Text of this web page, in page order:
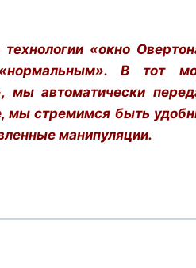
технологии «окно
В тот
мы автоматически
мы стремимся быть
манипуляции.